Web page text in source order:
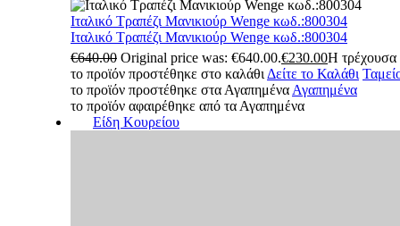
Ιταλικό Τραπέζι Μανικιούρ Wenge κωδ.:800304
Ιταλικό Τραπέζι Μανικιούρ Wenge κωδ.:800304
€640.00 Original price was: €640.00.€230.00Η τρέχουσα
το προϊόν προστέθηκε στο καλάθι Δείτε το Καλάθι
το προϊόν προστέθηκε στα Αγαπημένα Αγαπημένα
το προϊόν αφαιρέθηκε από τα Αγαπημένα
Είδη Κουρείου